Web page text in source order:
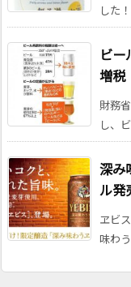
した
ビ
増税
財務
し、
深み
ル発
ヱビ
味わ